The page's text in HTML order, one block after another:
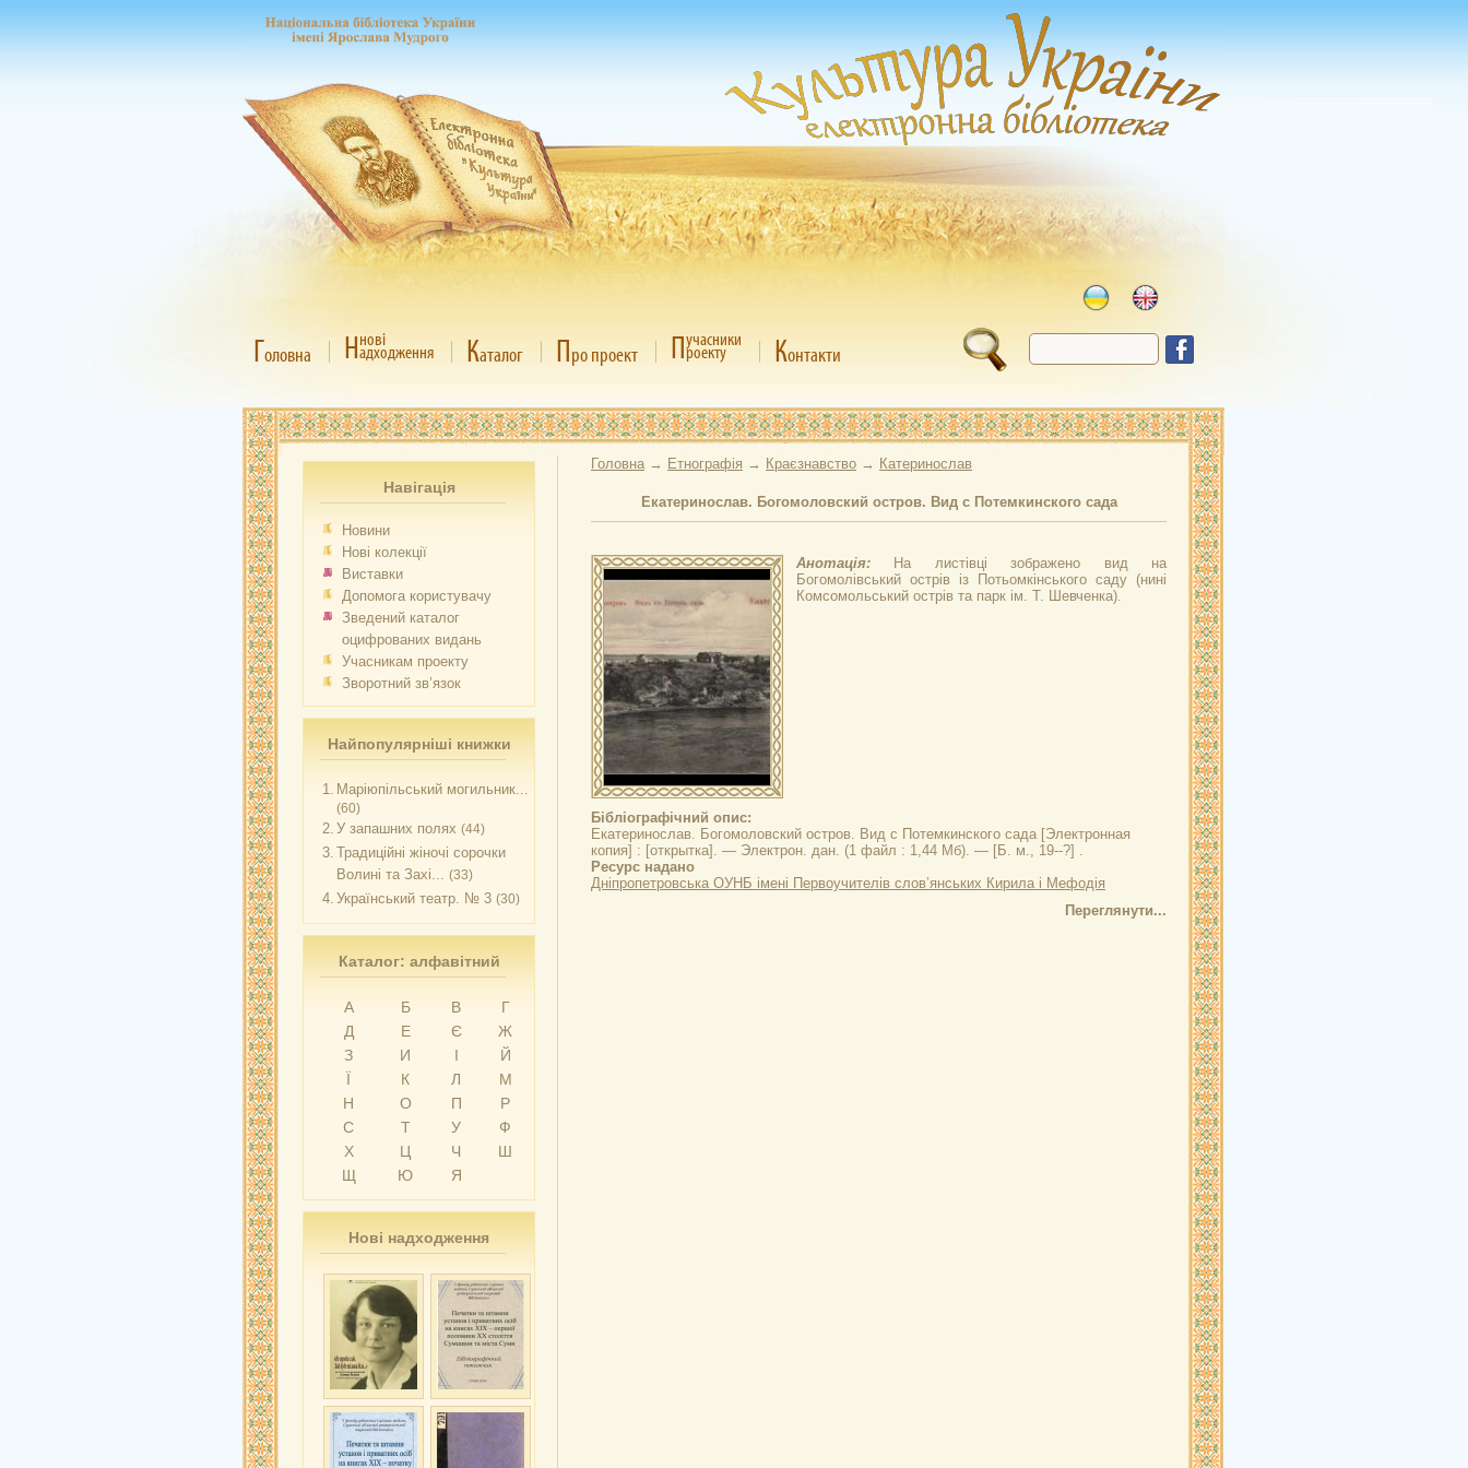
Головна Ннові
адходження Каталог Про проект Пучасники
роекту Контакти
Навігація
Новини
Нові колекції
Виставки
Допомога користувачу
Зведений каталог
оцифрованих видань
Учасникам проекту
Зворотний зв’язок
Найпопулярніші книжки
1. Маріюпільський могильник...
(60)
2. У запашних полях (44)
3. Традиційні жіночі сорочки
Волині та Захі... (33)
4. Український театр. № 3 (30)
Каталог: алфавітний
А Б В
Г
Д
Е Є
Ж
З
И І
Й
Ї
К Л
М
Н
О П
Р
С
Т У
Ф
Х
Ц Ч
Ш
Щ
Ю Я
Нові надходження
Головна → Етнографія → Краєзнавство → Катеринослав
Екатеринослав. Богомоловский остров. Вид с Потемкинского сада
Анотація:
На листівці зображено вид на
Богомолівський острів із Потьомкінського саду (нині
Комсомольський острів та парк ім. Т. Шевченка).
Бібліографічний опис:
Екатеринослав. Богомоловский остров. Вид с Потемкинского сада [Электронная
копия] : [открытка]. — Электрон. дан. (1 файл : 1,44 Мб). — [Б. м., 19--?] .
Ресурс надано
Дніпропетровська ОУНБ імені Первоучителів слов’янських Кирила і Мефодія
Переглянути...